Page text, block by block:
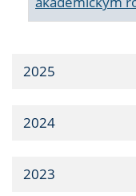
2025
2024
2023